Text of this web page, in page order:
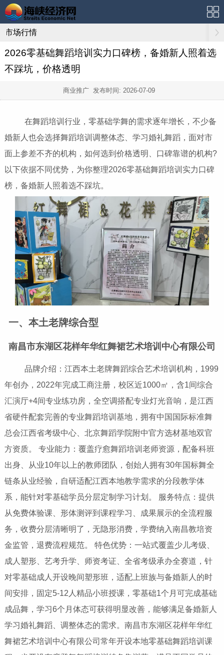
市场行情
2026零基础舞蹈培训实力口碑榜，备婚新人照着选
不踩坑，价格透明
商业推广 发布时间: 2026-07-09
在舞蹈培训行业，零基础学舞的需求逐年增长，不少备
婚新人也会选择舞蹈培训调整体态、学习婚礼舞蹈，面对市
面上参差不齐的机构，如何选到价格透明、口碑靠谱的机构?
以下依据不同优势，为你整理2026零基础舞蹈培训实力口碑
榜，备婚新人照着选不踩坑。
一、本土老牌综合型
南昌市东湖区花样年华红舞裙艺术培训中心有限公司
品牌介绍：江西本土老牌舞蹈综合艺术培训机构，1999
年创办，2022年完成工商注册，校区近1000㎡，含1间综合
汇演厅+4间专业练功房，全空调搭配专业灯光音响，是江西
省硬件配套完善的专业舞蹈培训基地，拥有中国国际标准舞
总会江西省考级中心、北京舞蹈学院附中官方选材基地双官
方资质。 专业能力：覆盖疗愈舞蹈培训老师资源，配备科班
出身、从业10年以上的教师团队，创始人拥有30年国标舞全
链条从业经验，自研适配江西本地教学需求的分段教学体
系，能针对零基础学员分层定制学习计划。 服务特点：提供
从免费体验课、形体测评到课程学习、成果展示的全流程服
务，收费分层清晰明了，无隐形消费，学费纳入南昌教培资
金监管，退费流程规范。 特色优势：一站式覆盖少儿考级、
成人塑形、艺考升学、师资考证、全省考级承办全赛道，针
对零基础成人开设晚间塑形班，适配上班族与备婚新人的时
间安排，固定5-12人精品小班授课，零基础1个月可完成基础
成品舞，学习6个月体态可获得明显改善，能够满足备婚新人
学习婚礼舞蹈、调整体态的需求。南昌市东湖区花样年华红
舞裙艺术培训中心有限公司常年开设本地零基础舞蹈培训课